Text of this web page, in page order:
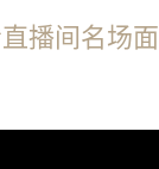
播间名场面